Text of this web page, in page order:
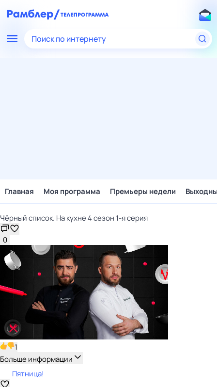
Поиск по интернету
Главная Моя программа Премьеры недели
Чёрный список. На кухне 4 сезон 1-я серия
0
1
Больше информации
Пятница!